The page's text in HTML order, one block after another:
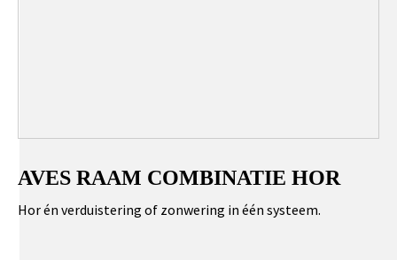
AVES RAAM COMBINATIE HOR
Hor én verduistering of zonwering in één systeem.